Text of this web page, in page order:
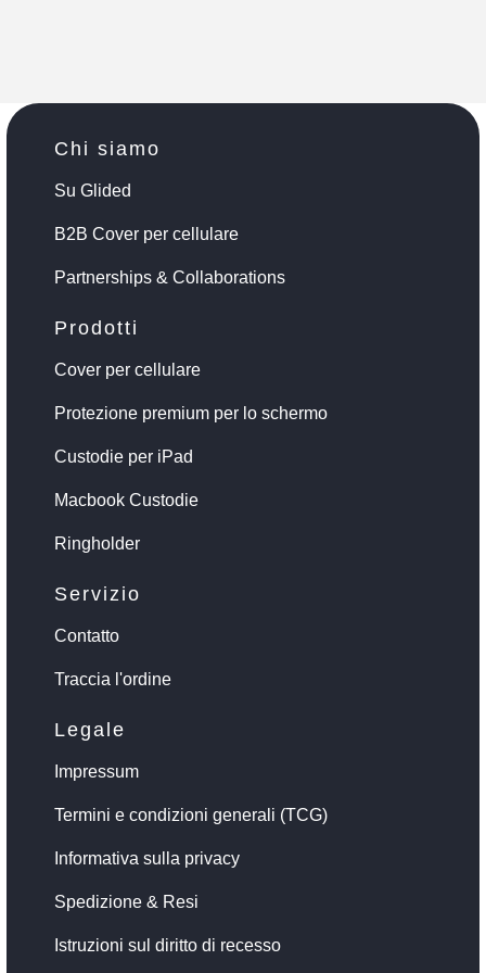
Chi siamo
Su Glided
B2B Cover per cellulare
Partnerships & Collaborations
Prodotti
Cover per cellulare
Protezione premium per lo schermo
Custodie per iPad
Macbook Custodie
Ringholder
Servizio
Contatto
Traccia l'ordine
Legale
Impressum
Termini e condizioni generali (TCG)
Informativa sulla privacy
Spedizione & Resi
Istruzioni sul diritto di recesso